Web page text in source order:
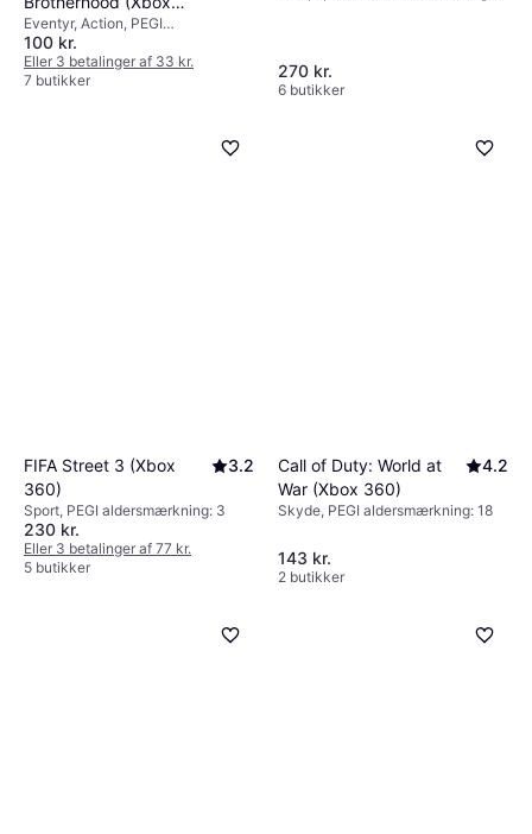
360)
Eventyr, Action, PEGI
aldersmærkning: 18
100 kr.
Eller 3 betalinger af 33 kr.
7 butikker
270 kr.
6 butikker
FIFA Street 3 (Xbox
360)
3.2
Sport, PEGI aldersmærkning: 3
230 kr.
Eller 3 betalinger af 77 kr.
5 butikker
Call of Duty: World at
War (Xbox 360)
4.2
Skyde, PEGI aldersmærkning: 18
143 kr.
2 butikker